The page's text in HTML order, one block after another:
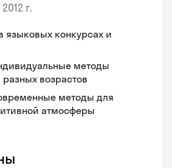
2012 г.
языковых конкурсах и
методы
возрастов
методы для
атмосферы